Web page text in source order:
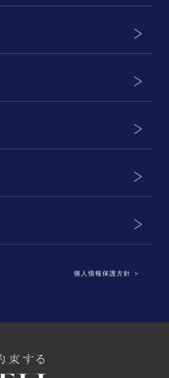
個人情報保護方針 ＞